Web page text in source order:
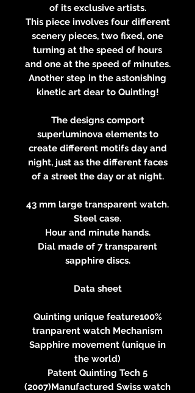
of its exclusive artists.
This piece involves four different
scenery pieces, two fixed, one
turning at the speed of hours
and one at the speed of minutes.
Another step in the astonishing
kinetic art dear to Quinting!
The designs comport
superluminova elements to
create different motifs day and
night, just as the different faces
of a street the day or at night.
43 mm large transparent watch.
Steel case.
Hour and minute hands.
Dial made of 7 transparent
sapphire discs.
Data sheet
Quinting unique feature100%
tranparent watch Mechanism
Sapphire movement (unique in
the world)
Patent Quinting Tech 5
(2007)Manufactured Swiss watch